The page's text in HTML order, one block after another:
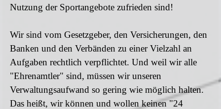
Nutzung der Sportangebote zufrieden sind!
Wir sind vom Gesetzgeber, den Versicherungen, den
Banken und den Verbänden zu einer Vielzahl an
Aufgaben rechtlich verpflichtet. Und weil wir alle
"Ehrenamtler" sind, müssen wir unseren
Verwaltungsaufwand so gering wie möglich halten.
Das heißt, wir können und wollen keinen "24